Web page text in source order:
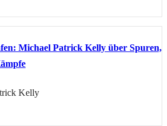
Michael Patrick Kelly über Spuren,
Kelly